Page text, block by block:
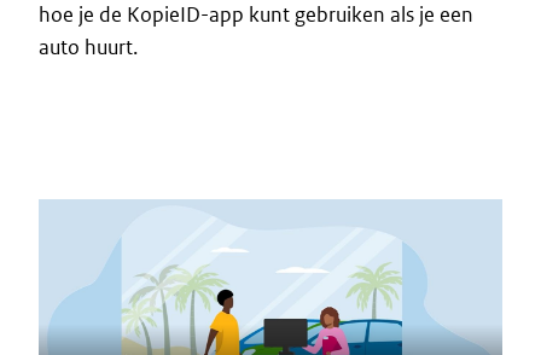
hoe je de KopieID-app kunt gebruiken als je een
auto huurt.